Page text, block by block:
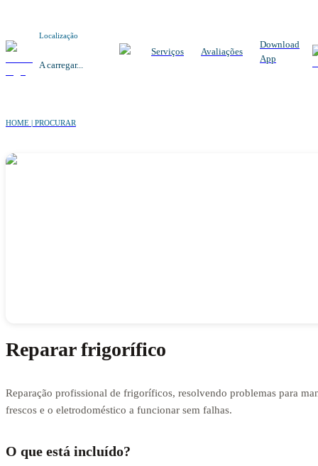
Localização
A carregar...
Serviços Avaliações
Download
App
HOME | PROCURAR
Reparar frigorífico
Reparação profissional de frigoríficos, resolvendo problemas para
frescos e o eletrodoméstico a funcionar sem falhas.
O que está incluído?